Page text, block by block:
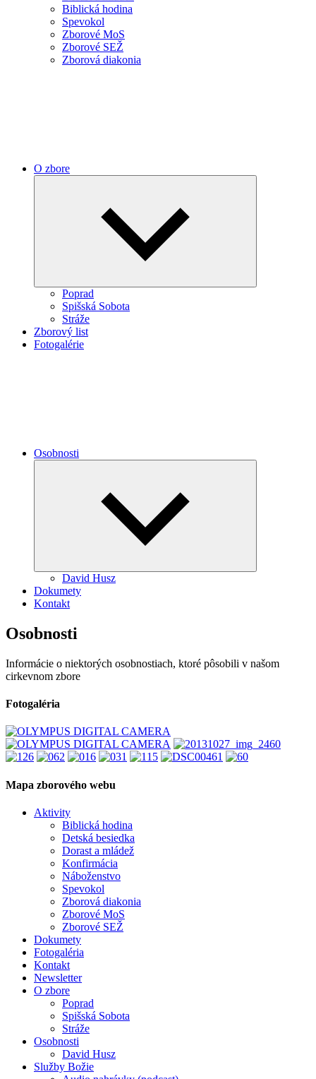
Biblická hodina
Spevokol
Zborové MoS
Zborové SEŽ
Zborová diakonia
O zbore
Poprad
Spišská Sobota
Stráže
Zborový list
Fotogalérie
Osobnosti
David Husz
Dokumety
Kontakt
Osobnosti
Informácie o niektorých osobnostiach, ktoré pôsobili v našom
cirkevnom zbore
Fotogaléria
Mapa zborového webu
Aktivity
Biblická hodina
Detská besiedka
Dorast a mládež
Konfirmácia
Náboženstvo
Spevokol
Zborová diakonia
Zborové MoS
Zborové SEŽ
Dokumety
Fotogaléria
Kontakt
Newsletter
O zbore
Poprad
Spišská Sobota
Stráže
Osobnosti
David Husz
Služby Božie